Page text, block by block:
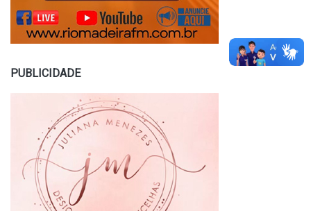
PUBLICIDADE